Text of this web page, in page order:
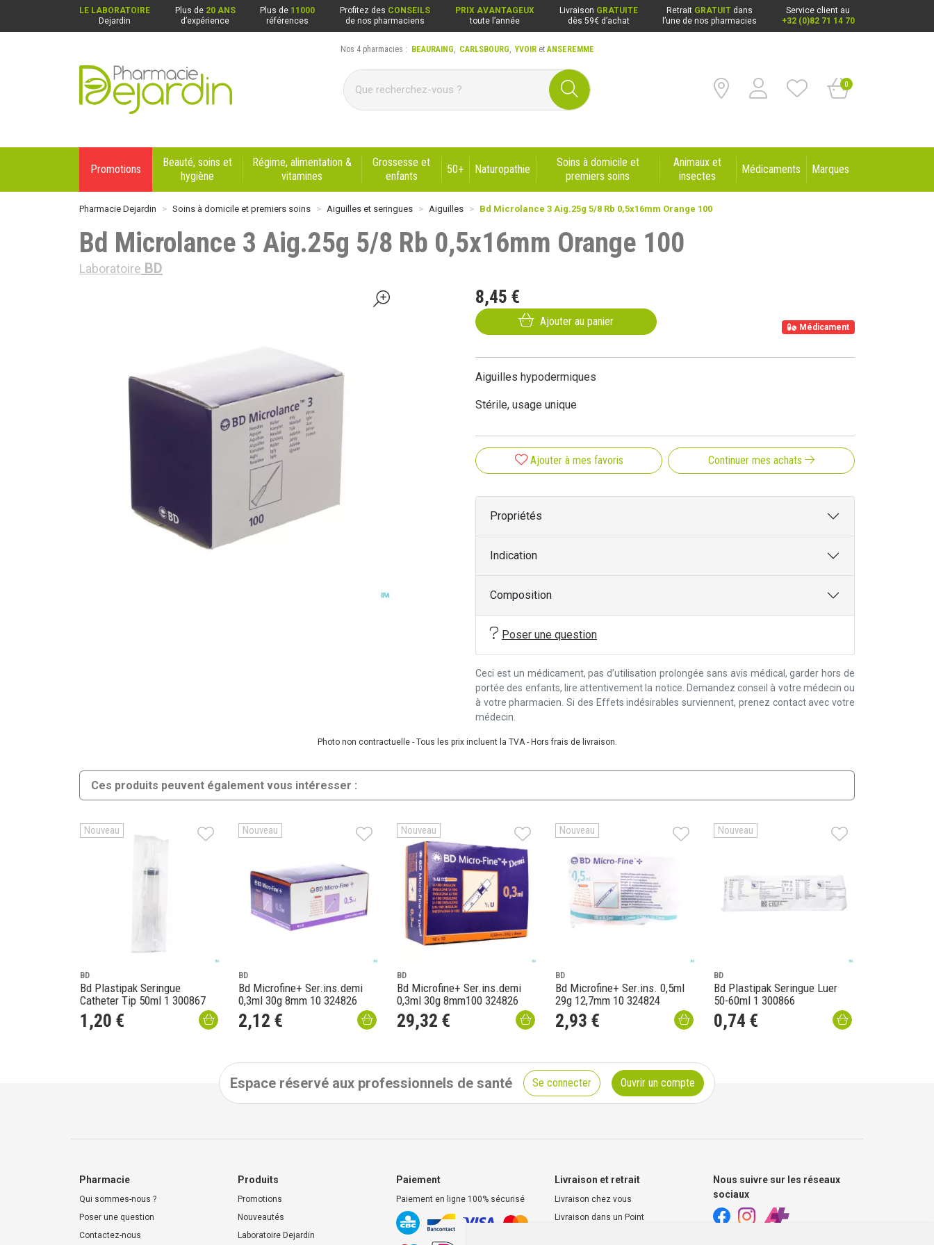
LE LABORATOIRE
Dejardin
Plus de 20 ANS
d’expérience
Plus de 11000
références
Profitez des CONSEILS
de nos pharmaciens
PRIX AVANTAGEUX
toute l’année
Livraison GRATUITE
dès 59€ d’achat
Retrait GRATUIT dans
l’une de nos pharmacies
Service client au
+32 (0)82 71 14 70
Pharmacie Dejardin Nos 4 pharmacies : Beauraing, Carlsbourg, Yvoir, Anseremme
0
Nos 4 pharmacies : BEAURAING, CARLSBOURG,YVOIRetANSEREMME
Promotions
Beauté, soins et
hygiène
Régime, alimentation &
vitamines
Grossesse et
enfants
50+ Naturopathie
Soins à domicile et
premiers soins
Animaux et
insectes
Médicaments Marques
Pharmacie Dejardin Soins à domicile et premiers soins Aiguilles et seringues Aiguilles Bd Microlance 3 Aig.25g 5/8 Rb 0,5x16mm Orange 100
Bd Microlance 3 Aig.25g 5/8 Rb 0,5x16mm Orange 100
Laboratoire BD
8,45 €
Ajouter au panier Médicament
Aiguilles hypodermiques
Stérile, usage unique
Ajouter à mes favoris Continuer mes achats
Propriétés
Indication
Composition
Poser une question
Ceci est un médicament, pas d’utilisation prolongée sans avis médical, garder hors de
portée des enfants, lire attentivement la notice. Demandez conseil à votre médecin ou
à votre pharmacien. Si des Effets indésirables surviennent, prenez contact avec votre
médecin.
Photo non contractuelle - Tous les prix incluent la TVA - Hors frais de livraison.
Ces produits peuvent également vous intéresser :
Nouveau
BD
Bd Plastipak Seringue
Catheter Tip 50ml 1 300867
1 ,20 €
Nouveau
BD
Bd Microfine+ Ser.ins.demi
0,3ml 30g 8mm 10 324826
2,12 €
Nouveau
BD
Bd Microfine+ Ser.ins.demi
0,3ml 30g 8mm100 324826
29,32 €
Nouveau
BD
Bd Microfine+ Ser.ins. 0,5ml
29g 12,7mm 10 324824
2,93 €
Nouveau
BD
Bd Plastipak Seringue Luer
50-60ml 1 300866
0,74 €
Espace réservé aux professionnels de santé Se connecter Ouvrir un compte
Pharmacie
Qui sommes-nous ?
Poser une question
Contactez-nous
Produits
Promotions
Nouveautés
Laboratoire Dejardin
Paiement
Paiement en ligne 100% sécurisé
Livraison et retrait
Livraison chez vous
Livraison dans un Point
Nous suivre sur les réseaux
sociaux